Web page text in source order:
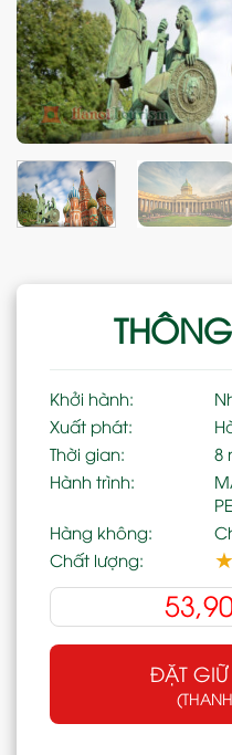
Khởi hành:
Xuất phát:
Thời gian:
8
Hành trình:
Hàng không:
Chất lượng:
★
ĐẶT